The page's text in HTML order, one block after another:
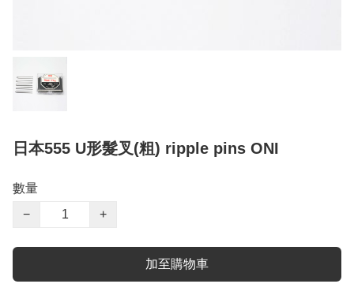
日本555 U形髮叉(粗) ripple pins ONI
數量
−
+
加至購物車